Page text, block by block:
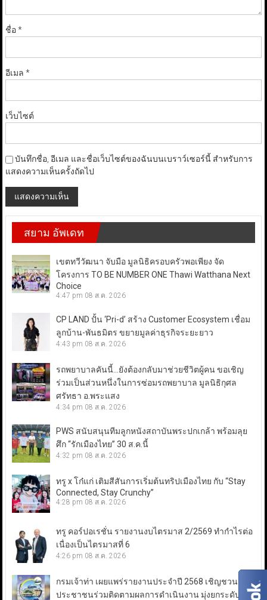
ชื่อ*
อีเมล *
เว็บไซต์
บันทึกชื่อ, อีเมล และชื่อเว็บไซต์ของฉันบนเบราว์เซอร์นี้ สำหรับการ
แสดงความเห็นครั้งถัดไป
สยาม อัพเดท
เขตทวีวัฒนา จับมือ มูลนิธิครอบครัวพอเพียง จัด
โครงการ TO BE NUMBER ONE Thawi Watthana Next
Choice
4:47 pm 08 ส.ค. 2026
CP LAND ปั้น ‘Pri-d’ สร้าง Customer Ecosystem เชื่อม
ลูกบ้าน-พันธมิตร ขยายมูลค่าธุรกิจระยะยาว
4:43 pm 08 ส.ค. 2026
รถพยาบาลคันนี้…ยังต้องกลับมาช่วยชีวิตผู้คน ขอเชิญ
ร่วมเป็นส่วนหนึ่งในการซ่อมรถพยาบาล มูลนิธิกุศล
ศรัทธา อ.พระแสง
4:34 pm 08 ส.ค. 2026
PWS สนับสนุนทีมลูกหนังสถาบันพระปกเกล้า พร้อมลุย
ศึก “รักเมืองไทย” 30 ส.ค.นี้
4:32 pm 08 ส.ค. 2026
ทรู x โก๋แก่ เติมสีสันการเริ่มต้นทริปเมืองไทย กับ “Stay
Connected, Stay Crunchy”
4:28 pm 08 ส.ค. 2026
ทรู คอร์ปอเรชั่น รายงานงบไตรมาส 2/2569 ทำกำไรต่อ
เนื่องเป็นไตรมาสที่ 6
4:26 pm 08 ส.ค. 2026
กรมเจ้าท่า เผยแพร่รายงานประจำปี 2568 เชิญชวน
ประชาชนร่วมติดตามผลการดำเนินงาน มุ่งยกระดับการ